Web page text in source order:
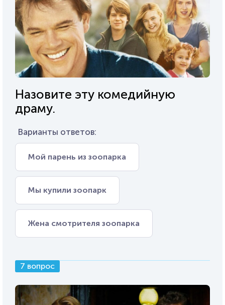
Назовите эту комедийную
драму.
Варианты ответов:
Мой парень из зоопарка
Мы купили зоопарк
Жена смотрителя зоопарка
7 вопрос